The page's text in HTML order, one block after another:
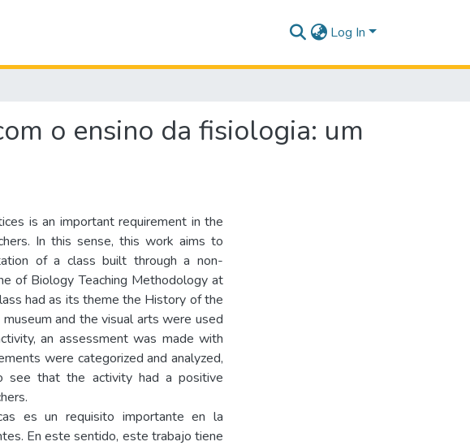
Log In
o ensino da fisiologia: um
is an important requirement in the
In this sense, this work aims to
of a class built through a non-
of Biology Teaching Methodology at
had as its theme the History of the
and the visual arts were used
an assessment was made with
were categorized and analyzed,
see that the activity had a positive
es un requisito importante en la
En este sentido, este trabajo tiene